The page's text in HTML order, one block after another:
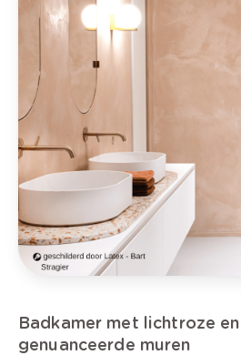
Badkamer met lichtroze
genuanceerde muren